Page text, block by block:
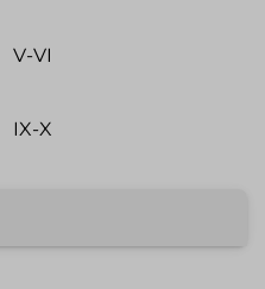
V-VI
IX-X